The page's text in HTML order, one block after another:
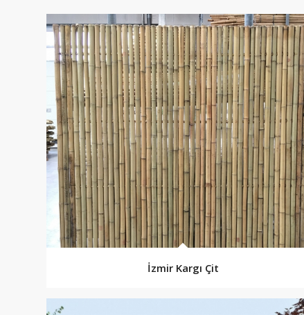
İzmir Kargı Çit